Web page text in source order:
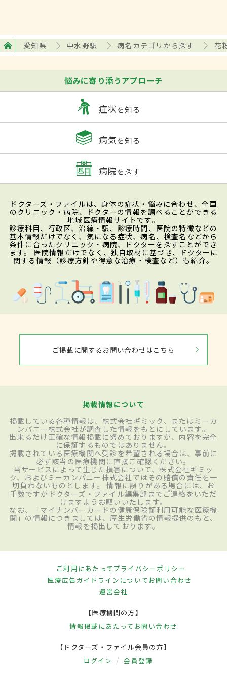
愛知県 中水野駅 病名カテゴリから探す 花
悩みに寄り添うアプローチ
症状を知る
病気を知る
病院を探す
ドクターズ・ファイルは、身体の症状・悩みに合わせ、全国
のクリニック・病院、ドクターの情報を調べることができる
地域医療情報サイトです。
診療科目、行政区、沿線・駅、診療時間、医院の特徴などの
基本情報だけでなく、気になる症状、病名、検査名などから
条件に合ったクリニック・病院、ドクターを探すことができ
ます。 医院情報だけでなく、独自取材に基づき、ドクターに
関する情報（診療方針や得意な治療・検査など）も紹介。
ご掲載に関するお問い合わせはこちら
掲載情報について
掲載している各種情報は、株式会社ギミック、またはミーカ
ンパニー株式会社が調査した情報をもとにしています。
出来るだけ正確な情報掲載に努めておりますが、内容を完全
に保証するものではありません。
掲載されている医療機関へ受診を希望される場合は、事前に
必ず該当の医療機関に直接ご確認ください。
当サービスによって生じた損害について、株式会社ギミッ
ク、およびミーカンパニー株式会社ではその賠償の責任を一
切負わないものとします。 情報に誤りがある場合には、お
手数ですがドクターズ・ファイル編集部までご連絡をいただ
けますようお願いいたします。
なお、「マイナンバーカードの健康保険証利用可能な医療機
関」の情報につきましては、厚生労働省の情報提供のもと、
情報を掲出しております。
ご利用にあたってプライバシーポリシー
医療広告ガイドラインについてお問い合わせ
運営会社
【医療機関の方】
情報掲載にあたって お問い合わせ
【ドクターズ・ファイル会員の方】
ログイン 会員登録